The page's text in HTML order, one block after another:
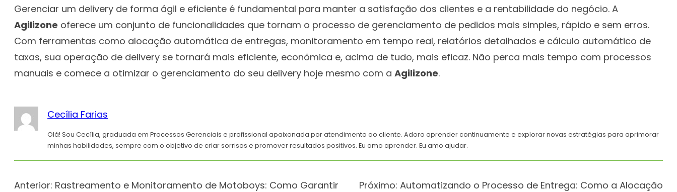
Gerenciar um delivery de forma ágil e eficiente é fundamental para manter a satisfação dos clientes e a rentabilidade do negócio. A
Agilizone oferece um conjunto de funcionalidades que tornam o processo de gerenciamento de pedidos mais simples, rápido e sem erros.
Com ferramentas como alocação automática de entregas, monitoramento em tempo real, relatórios detalhados e cálculo automático de
taxas, sua operação de delivery se tornará mais eficiente, econômica e, acima de tudo, mais eficaz. Não perca mais tempo com processos
manuais e comece a otimizar o gerenciamento do seu delivery hoje mesmo com a Agilizone.
Cecília Farias
Olá! Sou Cecília, graduada em Processos Gerenciais e profissional apaixonada por atendimento ao cliente. Adoro aprender continuamente e explorar novas estratégias para aprimorar
minhas habilidades, sempre com o objetivo de criar sorrisos e promover resultados positivos. Eu amo aprender. Eu amo ajudar.
Anterior: Rastreamento e Monitoramento de Motoboys: Como Garantir
Próximo: Automatizando o Processo de Entrega: Como a Alocação